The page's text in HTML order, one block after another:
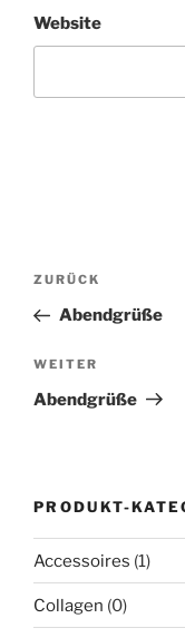
Website
Vorheriger
Beitrag
ZURÜCK
Abendgrüße
Nächster
Beitrag
WEITER
Abendgrüße
PRODUKT-
Accessoires (1)
Collagen (0)